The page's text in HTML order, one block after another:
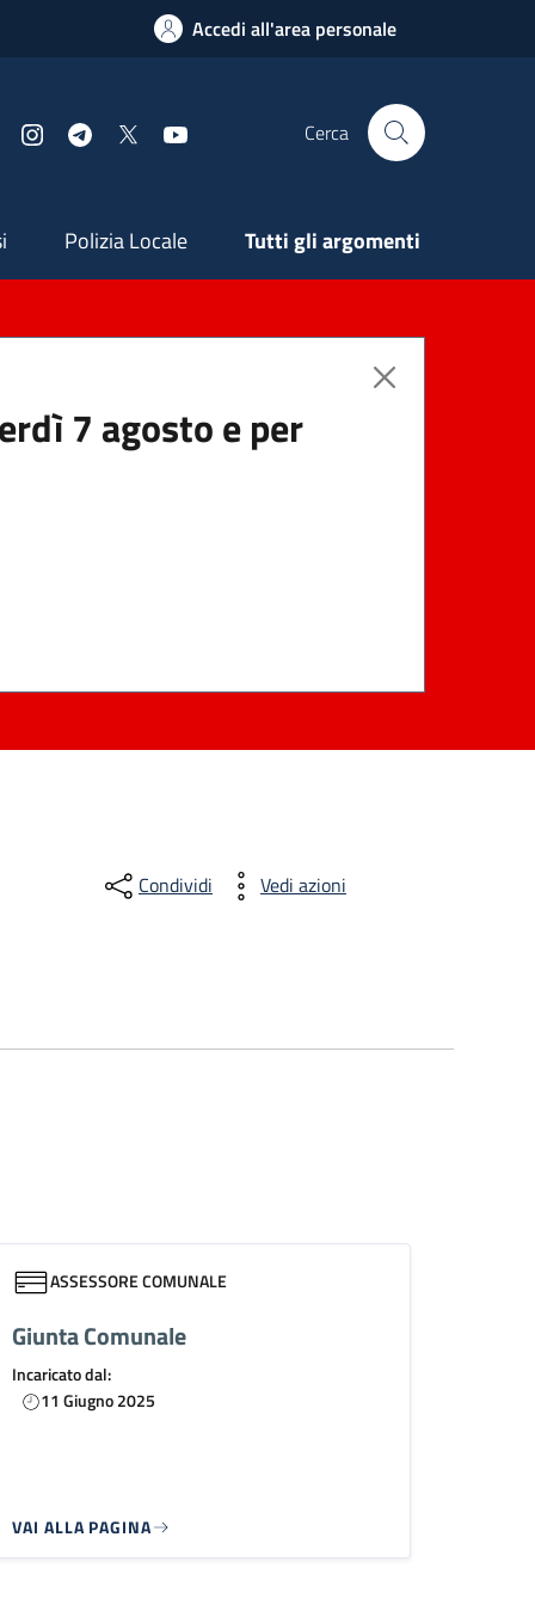
Accedi all'area personale
InstagramTelegram Cerca
Polizia Locale Tutti gli argomenti
7 agosto e per
Condividi Vedi azioni
ASSESSORE COMUNALE
Giunta Comunale
Incaricato dal:
11 Giugno 2025
VAI ALLA PAGINA